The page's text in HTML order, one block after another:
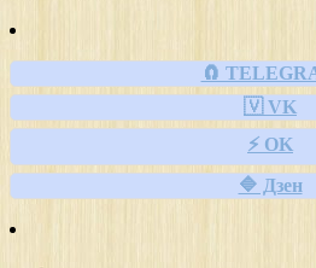
🧲
🇻 VK
⚡ OK
🔷 Дзен